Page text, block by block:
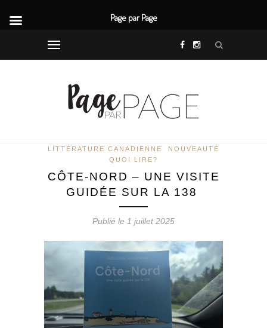
LITTÉRATURE CANADIENNE
NOUVEAUTÉ
QUOI LIRE?
CÔTE-NORD – UNE VISITE
GUIDÉE SUR LA 138
Publié le 1 juillet 2025
Page par Page